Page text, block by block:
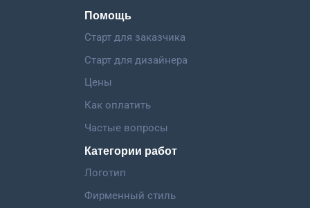
Помощь
Старт для заказчика
Старт для дизайнера
Цены
Как оплатить
Частые вопросы
Категории работ
Логотип
Фирменный стиль